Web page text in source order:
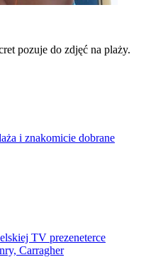
pozuje do zdjęć na plaży.
i znakomicie dobrane
TV prezeneterce
Carragher